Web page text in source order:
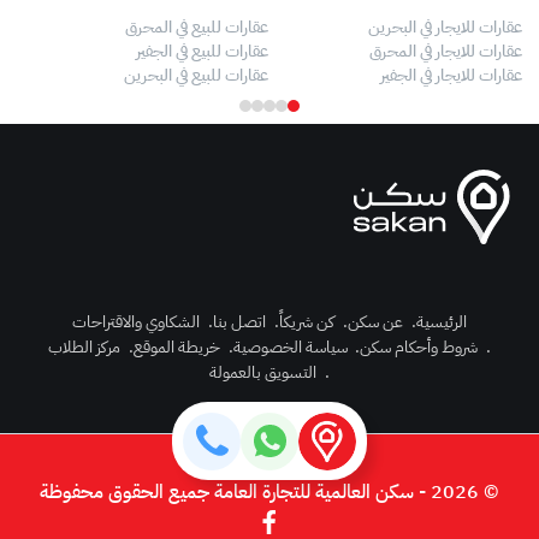
عقارات للايجار في البحرين
عقارات للايجار في المحرق
عقارات للايجار في الجفير
عقارات للبيع في المحرق
عقارات للبيع في الجفير
عقارات للبيع في البحرين
الرئيسية. عن سكن. كن شريكاً. اتصل بنا. الشكاوي والاقتراحات
. شروط وأحكام سكن. سياسة الخصوصية. خريطة الموقع. مركز الطلاب
. التسويق بالعمولة
© 2026 - سكن العالمية للتجارة العامة جميع الحقوق محفوظة